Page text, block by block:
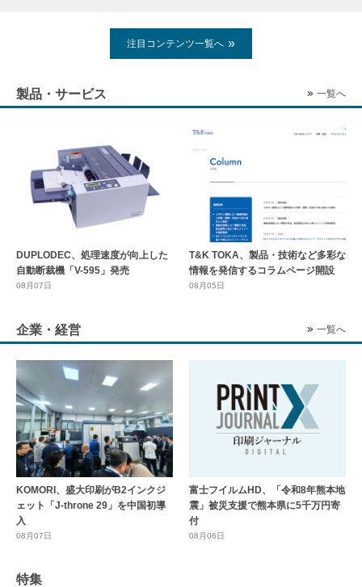
注目コンテンツ一覧へ
製品・サービス 一覧へ
DUPLODEC、処理速度が向上した
自動断裁機「V-595」発売
08月07日
T&K TOKA、製品・技術など多彩な
情報を発信するコラムページ開設
08月05日
企業・経営 一覧へ
KOMORI、盛大印刷がB2インクジ
ェット「J-throne 29」を中国初導
入
08月07日
富士フイルムHD、「令和8年熊本地
震」被災支援で熊本県に5千万円寄
付
08月06日
特集